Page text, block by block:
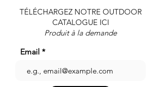
TÉLÉCHARGEZ NOTRE OUTDOOR
CATALOGUE ICI
Produit à la demande
Email